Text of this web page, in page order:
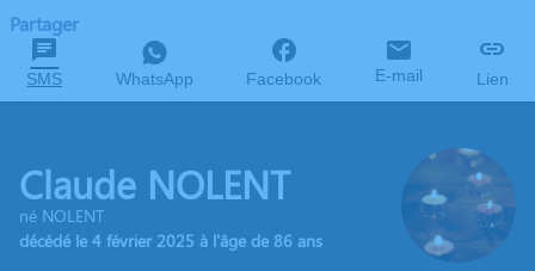
Partager
SMS WhatsApp Facebook E-mail Lien
Claude NOLENT
né NOLENT
décédé le 4 février 2025 à l'âge de 86 ans